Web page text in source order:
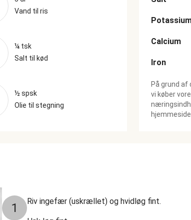
Vand til ris
¼ tsk
Salt til kød
½ spsk
Olie til stegning
Calcium
Iron
På grund af
vi køber
1 Riv ingefær (uskrællet) og hvidløg fint.